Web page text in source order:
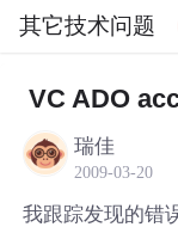
其它技术问题
社区 其它技
VC ADO
瑞佳
2009-03-20
我跟踪发现的错